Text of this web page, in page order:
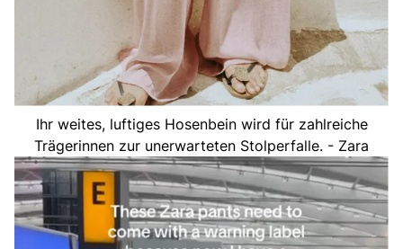
Ihr weites, luftiges Hosenbein wird für zahlreiche
Trägerinnen zur unerwarteten Stolperfalle. - Zara